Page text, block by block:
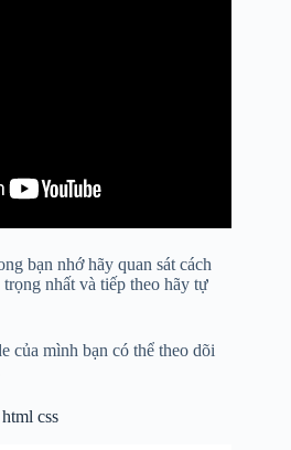
bạn nhớ hãy quan sát cách
nhất và tiếp theo hãy tự
của mình bạn có thể theo dõi
css